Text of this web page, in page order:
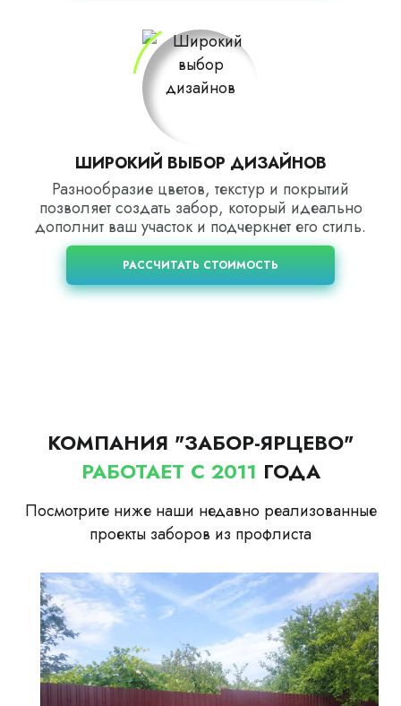
ШИРОКИЙ ВЫБОР ДИЗАЙНОВ
Разнообразие цветов, текстур и покрытий
позволяет создать забор, который идеально
дополнит ваш участок и подчеркнет его стиль.
РАССЧИТАТЬ СТОИМОСТЬ
КОМПАНИЯ "ЗАБОР-ЯРЦЕВО"
РАБОТАЕТ С 2011 ГОДА
Посмотрите ниже наши недавно реализованные
проекты заборов из профлиста